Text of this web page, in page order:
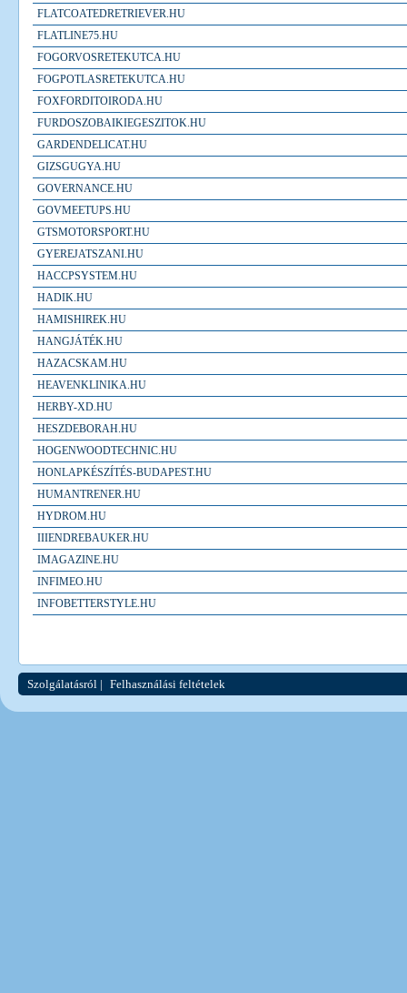
FLATCOATEDRETRIEVER.HU
FLATLINE75.HU
FOGORVOSRETEKUTCA.HU
FOGPOTLASRETEKUTCA.HU
FOXFORDITOIRODA.HU
FURDOSZOBAIKIEGESZITOK.HU
GARDENDELICAT.HU
GIZSGUGYA.HU
GOVERNANCE.HU
GOVMEETUPS.HU
GTSMOTORSPORT.HU
GYEREJATSZANI.HU
HACCPSYSTEM.HU
HADIK.HU
HAMISHIREK.HU
HANGJÁTÉK.HU
HAZACSKAM.HU
HEAVENKLINIKA.HU
HERBY-XD.HU
HESZDEBORAH.HU
HOGENWOODTECHNIC.HU
HONLAPKÉSZÍTÉS-BUDAPEST.HU
HUMANTRENER.HU
HYDROM.HU
IIIENDREBAUKER.HU
IMAGAZINE.HU
INFIMEO.HU
INFOBETTERSTYLE.HU
Szolgálatásról | Felhasználási feltételek